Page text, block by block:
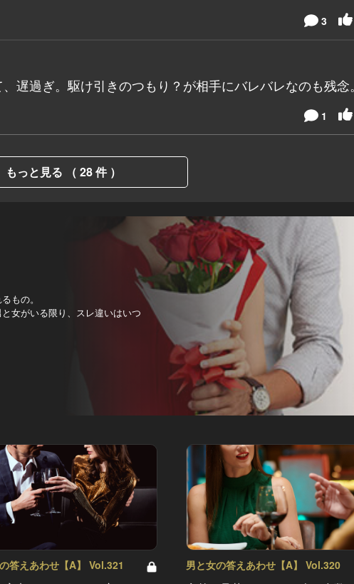
3
遅過ぎ。駆け引きのつもり？が相手にバレバレなのも残念。
1
もっと見る （ 28 件 ）
もの。
女がいる限り、スレ違いはいつ
答えあわせ【A】 Vol.321 男と女の答えあわせ【A】 Vol.320